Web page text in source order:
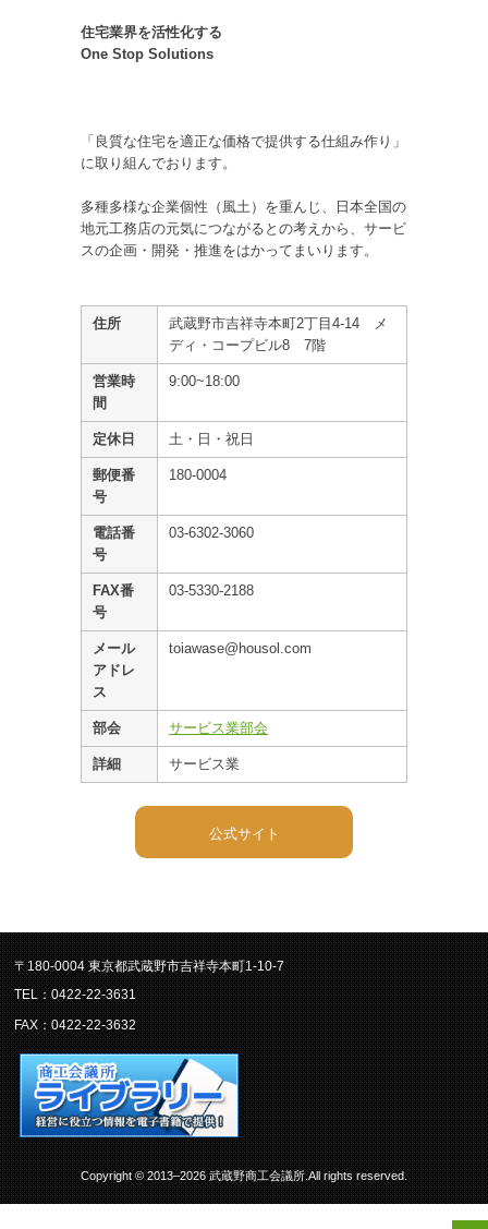
住宅業界を活性化する
One Stop Solutions
「良質な住宅を適正な価格で提供する仕組み作り」
に取り組んでおります。
多種多様な企業個性（風土）を重んじ、日本全国の
地元工務店の元気につながるとの考えから、サービ
スの企画・開発・推進をはかってまいります。
住所
武蔵野市吉祥寺本町2丁目4-14 メ
ディ・コープビル8 7階
営業時
間
9:00~18:00
定休日 土・日・祝日
郵便番
号
180-0004
電話番
号
03-6302-3060
FAX番
号
03-5330-2188
メール
アドレ
ス
toiawase@housol.com
部会 サービス業部会
詳細 サービス業
公式サイト
〒180-0004 東京都武蔵野市吉祥寺本町1-10-7
TEL：0422-22-3631
FAX：0422-22-3632
Copyright © 2013–2026 武蔵野商工会議所.All rights reserved.